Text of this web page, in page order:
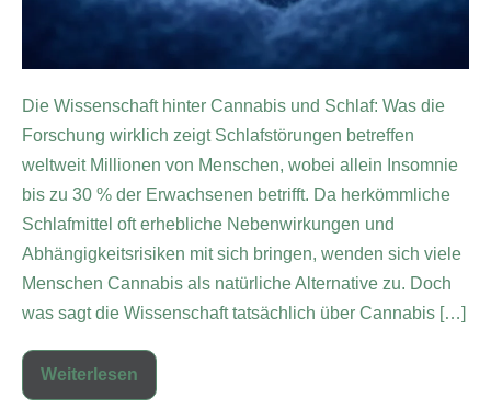
Die Wissenschaft hinter Cannabis und Schlaf: Was die
Forschung wirklich zeigt Schlafstörungen betreffen
weltweit Millionen von Menschen, wobei allein Insomnie
bis zu 30 % der Erwachsenen betrifft. Da herkömmliche
Schlafmittel oft erhebliche Nebenwirkungen und
Abhängigkeitsrisiken mit sich bringen, wenden sich viele
Menschen Cannabis als natürliche Alternative zu. Doch
was sagt die Wissenschaft tatsächlich über Cannabis […]
Weiterlesen